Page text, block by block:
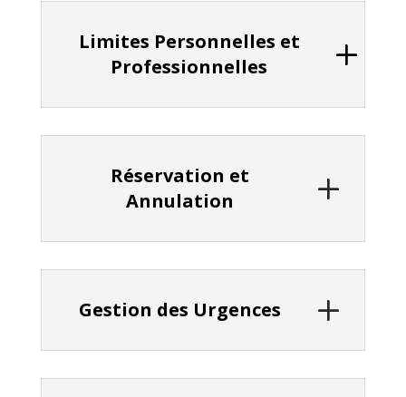
Limites Personnelles et
Professionnelles
Réservation et
Annulation
Gestion des Urgences